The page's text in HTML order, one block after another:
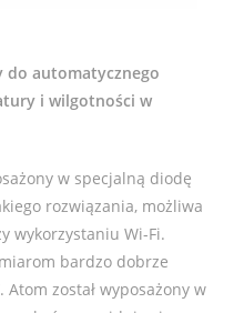
do automatycznego
i wilgotności w
w specjalną diodę
rozwiązania, możliwa
wykorzystaniu Wi-Fi.
bardzo dobrze
został wyposażony w